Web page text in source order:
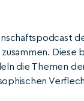
Diese
die Themen